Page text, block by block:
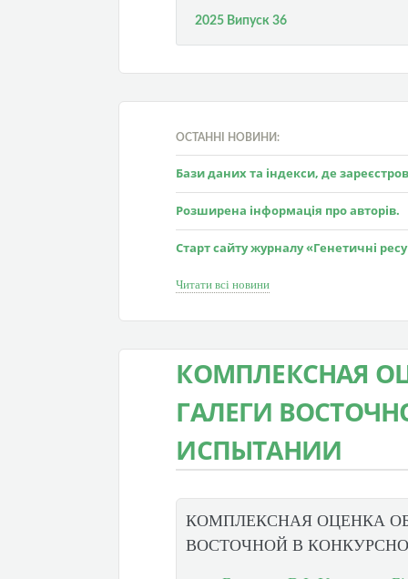
2025 Випуск 36
ОСТАННІ НОВИНИ:
Бази даних та індекси, де
Розширена інформація про авторів.
Старт сайту журналу «Генетичні
Читати всі новини
КОМПЛЕКСНАЯ
ГАЛЕГИ
ИСПЫТАНИИ
КОМПЛЕКСНАЯ ОЦЕНКА
ВОСТОЧНОЙ В